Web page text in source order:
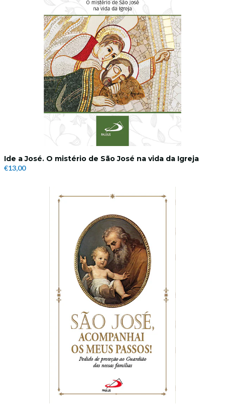
Ide a José. O mistério de São José na vida da Igreja
€13,00